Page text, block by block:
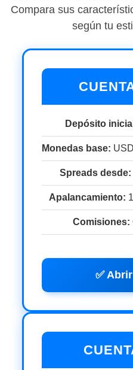
Compara sus
según tu
Depósito
Monedas base:
Spreads desde:
Apalancamiento:
Comisiones:
✅